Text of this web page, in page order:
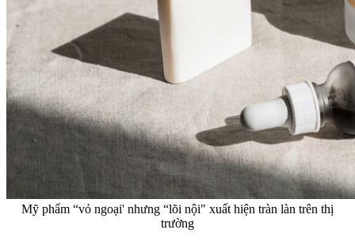
Mỹ phẩm “vỏ ngoại' nhưng “lõi nội" xuất hiện tràn làn trên thị
trường